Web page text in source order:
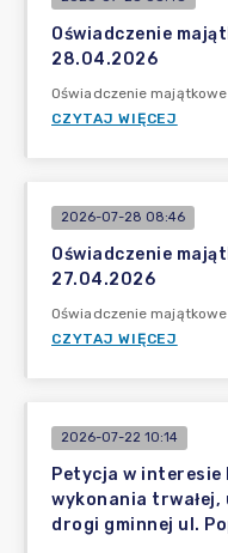
Oświadczenie
28.04.2026
Oświadczenie
CZYTAJ WIĘCEJ
2026-07-28 08:46
Oświadczenie
27.04.2026
Oświadczenie
CZYTAJ WIĘCEJ
2026-07-22 10:14
Petycja w interesie
wykonania
drogi gminnej ul.